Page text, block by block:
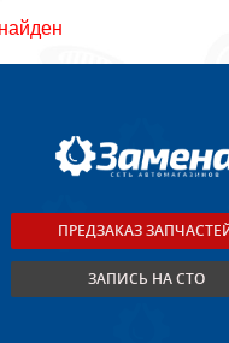
ПРЕДЗАКАЗ
ЗАПИСЬ НА СТО